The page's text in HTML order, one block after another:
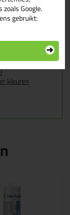
AC
kleuren
Google.
gebruikt: